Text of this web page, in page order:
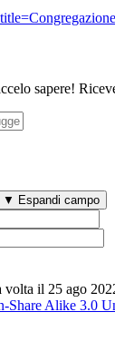
sapere!
▼ Espandi campo
volta il 25 ago
Share Alike 3.0